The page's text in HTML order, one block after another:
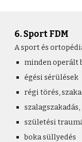
6. Sport FDM
A sport és
minden operált
égési sérülések
régi törés,
születési
boka süllyedés